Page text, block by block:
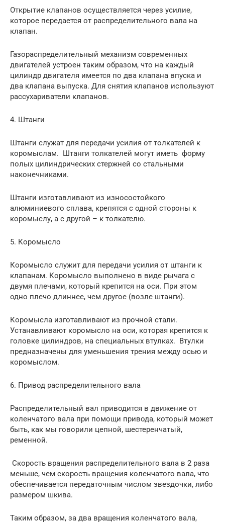
Открытие клапанов осуществляется через усилие,
которое передается от распределительного вала на
клапан.
Газораспределительный механизм современных
двигателей устроен таким образом, что на каждый
цилиндр двигателя имеется по два клапана впуска и
два клапана выпуска. Для снятия клапанов используют
рассухариватели клапанов.
4. Штанги
Штанги служат для передачи усилия от толкателей к
коромыслам. Штанги толкателей могут иметь форму
полых цилиндрических стержней со стальными
наконечниками.
Штанги изготавливают из износостойкого
алюминиевого сплава, крепятся с одной стороны к
коромыслу, а с другой – к толкателю.
5. Коромысло
Коромысло служит для передачи усилия от штанги к
клапанам. Коромысло выполнено в виде рычага с
двумя плечами, который крепится на оси. При этом
одно плечо длиннее, чем другое (возле штанги).
Коромысла изготавливают из прочной стали.
Устанавливают коромысло на оси, которая крепится к
головке цилиндров, на специальных втулках. Втулки
предназначены для уменьшения трения между осью и
коромыслом.
6. Привод распределительного вала
Распределительный вал приводится в движение от
коленчатого вала при помощи привода, который может
быть, как мы говорили цепной, шестеренчатый,
ременной.
Скорость вращения распределительного вала в 2 раза
меньше, чем скорость вращения коленчатого вала, что
обеспечивается передаточным числом звездочки, либо
размером шкива.
Таким образом, за два вращения коленчатого вала,